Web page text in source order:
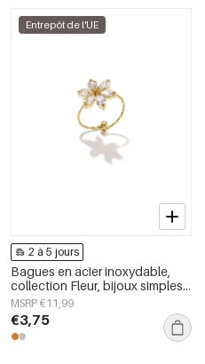
Entrepôt de l'UE
2 à 5 jours
Bagues en acier inoxydable,
collection Fleur, bijoux simples
pour femmes
MSRP €11,99
€3,75